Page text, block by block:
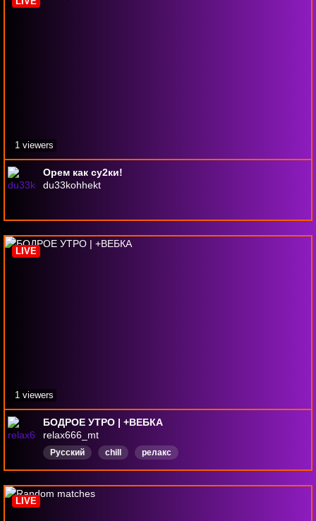
Орем как су2ки!
du33kohhekt
on line352
1 viewers
БОДРОЕ УТРО | +ВЕБКА
relax666_mt
Русский chill релакс
LIVE
1 viewers
LIVE